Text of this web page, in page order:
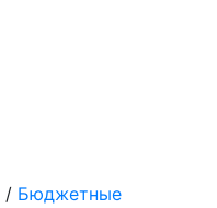
/ Бюджетные